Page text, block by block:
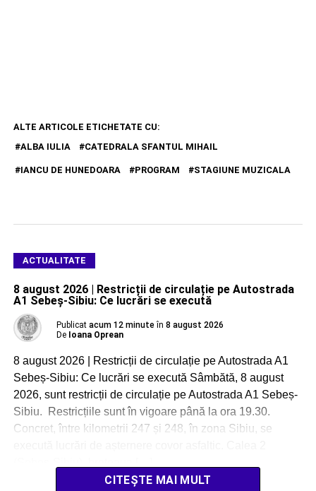
ALTE ARTICOLE ETICHETATE CU:
ALBA IULIA
CATEDRALA SFANTUL MIHAIL
IANCU DE HUNEDOARA PROGRAM STAGIUNE MUZICALA
ACTUALITATE
8 august 2026 | Restricții de circulație pe Autostrada
A1 Sebeș-Sibiu: Ce lucrări se execută
Publicat acum 12 minute în 8 august 2026
De Ioana Oprean
8 august 2026 | Restricții de circulație pe Autostrada A1
Sebeș-Sibiu: Ce lucrări se execută Sâmbătă, 8 august
2026, sunt restricții de circulație pe Autostrada A1 Sebeș-
Sibiu. Restricțiile sunt în vigoare până la ora 19.30.
Concret, între kilometrii 247 și 248, în zona Sibiu, se
CITEȘTE MAI MULT